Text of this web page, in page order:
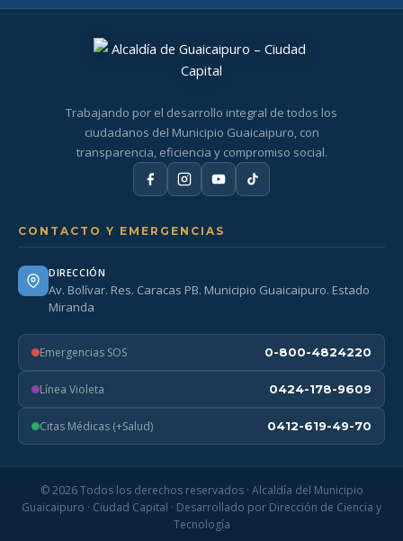
Trabajando por el desarrollo integral de todos los
ciudadanos del Municipio Guaicaipuro, con
transparencia, eficiencia y compromiso social.
CONTACTO Y EMERGENCIAS
DIRECCIÓN
Av. Bolívar. Res. Caracas PB. Municipio Guaicaipuro. Estado
Miranda
Emergencias SOS 0-800-4824220
Línea Violeta 0424-178-9609
Citas Médicas (+Salud) 0412-619-49-70
© 2026 Todos los derechos reservados · Alcaldía del Municipio
Guaicaipuro · Ciudad Capital · Desarrollado por Dirección de Ciencia y
Tecnología